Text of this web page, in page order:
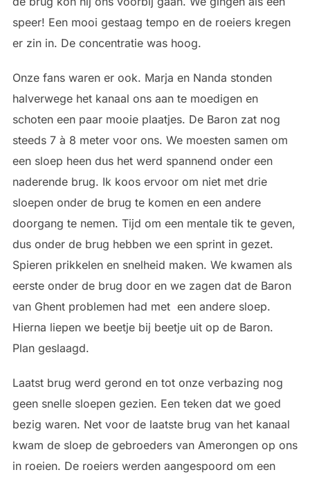
speer! Een mooi gestaag tempo en de roeiers kregen
er zin in. De concentratie was hoog.
Onze fans waren er ook. Marja en Nanda stonden
halverwege het kanaal ons aan te moedigen en
schoten een paar mooie plaatjes. De Baron zat nog
steeds 7 à 8 meter voor ons. We moesten samen om
een sloep heen dus het werd spannend onder een
naderende brug. Ik koos ervoor om niet met drie
sloepen onder de brug te komen en een andere
doorgang te nemen. Tijd om een mentale tik te geven,
dus onder de brug hebben we een sprint in gezet.
Spieren prikkelen en snelheid maken. We kwamen als
eerste onder de brug door en we zagen dat de Baron
van Ghent problemen had met een andere sloep.
Hierna liepen we beetje bij beetje uit op de Baron.
Plan geslaagd.
Laatst brug werd gerond en tot onze verbazing nog
geen snelle sloepen gezien. Een teken dat we goed
bezig waren. Net voor de laatste brug van het kanaal
kwam de sloep de gebroeders van Amerongen op ons
in roeien. De roeiers werden aangespoord om een